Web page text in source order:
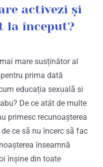
activezi și
la început?
mare susținător al
prima dată
educația sexualã si
De ce atât de multe
primesc recunoașterea
ce sã nu încerc sã fac
înseamnă
înșine din toate